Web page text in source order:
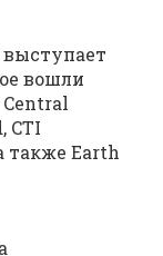
вошли
CTI
также Earth